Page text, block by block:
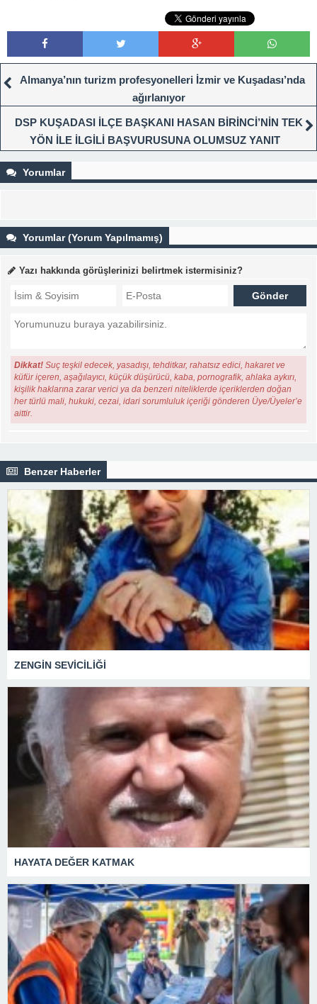
Almanya’nın turizm profesyonelleri İzmir ve Kuşadası’nda
ağırlanıyor
DSP KUŞADASI İLÇE BAŞKANI HASAN BİRİNCİ’NİN TEK
YÖN İLE İLGİLİ BAŞVURUSUNA OLUMSUZ YANIT
Yorumlar
Yorumlar (Yorum Yapılmamış)
Yazı hakkında görüşlerinizi belirtmek istermisiniz?
Dikkat! Suç teşkil edecek, yasadışı, tehditkar, rahatsız edici, hakaret ve
küfür içeren, aşağılayıcı, küçük düşürücü, kaba, pornografik, ahlaka aykırı,
kişilik haklarına zarar verici ya da benzeri niteliklerde içeriklerden doğan
her türlü mali, hukuki, cezai, idari sorumluluk içeriği gönderen Üye/Üyeler’e
aittir.
Benzer Haberler
ZENGİN SEVİCİLİĞİ
HAYATA DEĞER KATMAK